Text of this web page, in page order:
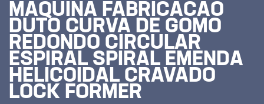
MAQUINA FABRICACAO
DUTO CURVA DE GOMO
REDONDO CIRCULAR
ESPIRAL SPIRAL EMENDA
HELICOIDAL CRAVADO
LOCK FORMER